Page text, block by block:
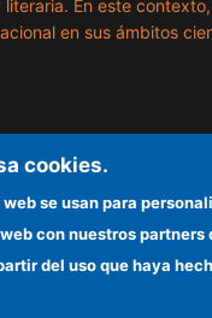
En este
en sus ámbitos
cookies.
se usan para
con nuestros
del uso que haya